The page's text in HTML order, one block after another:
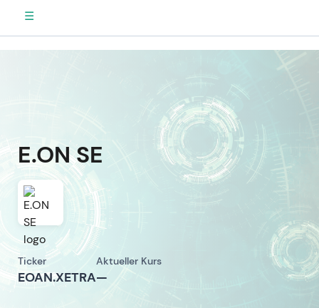
☰
E.ON SE
Ticker
EOAN.XETRA
Aktueller Kurs
—